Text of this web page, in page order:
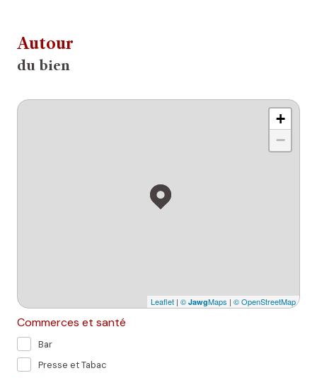
Autour
du bien
+
−
Leaflet | © JawgMaps | © OpenStreetMap
Commerces et santé
Bar
Presse et Tabac